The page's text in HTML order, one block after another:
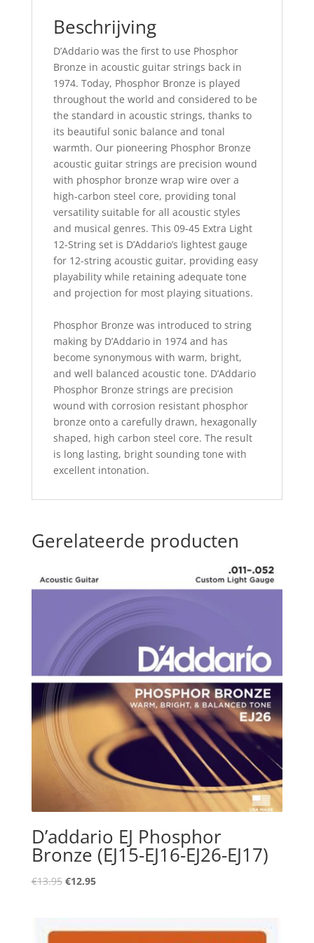
aantalBeschrijving
D’Addario was the first to use Phosphor
Bronze in acoustic guitar strings back in
1974. Today, Phosphor Bronze is played
throughout the world and considered to be
the standard in acoustic strings, thanks to
its beautiful sonic balance and tonal
warmth. Our pioneering Phosphor Bronze
acoustic guitar strings are precision wound
with phosphor bronze wrap wire over a
high-carbon steel core, providing tonal
versatility suitable for all acoustic styles
and musical genres. This 09-45 Extra Light
12-String set is D’Addario’s lightest gauge
for 12-string acoustic guitar, providing easy
playability while retaining adequate tone
and projection for most playing situations.
Phosphor Bronze was introduced to string
making by D’Addario in 1974 and has
become synonymous with warm, bright,
and well balanced acoustic tone. D’Addario
Phosphor Bronze strings are precision
wound with corrosion resistant phosphor
bronze onto a carefully drawn, hexagonally
shaped, high carbon steel core. The result
is long lasting, bright sounding tone with
excellent intonation.
Gerelateerde producten
D’addario EJ Phosphor
Bronze (EJ15-EJ16-EJ26-EJ17)
€13.95 Oorspronkelijke
€13.95.
€12.95Huidige
€12.95.